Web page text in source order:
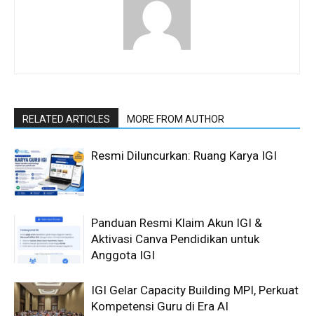
RELATED ARTICLES MORE FROM AUTHOR
Resmi Diluncurkan: Ruang Karya IGI
Panduan Resmi Klaim Akun IGI &
Aktivasi Canva Pendidikan untuk
Anggota IGI
IGI Gelar Capacity Building MPI, Perkuat
Kompetensi Guru di Era AI